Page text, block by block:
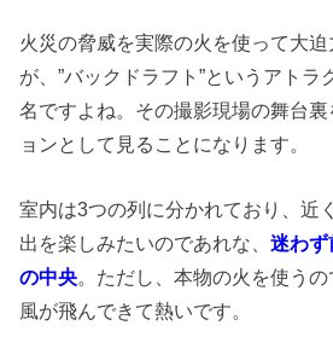
火災の脅威を実際の火を使って大
が、”バックドラフト”というアトラ
名ですよね。その撮影現場の舞台
ョンとして見ることになります。
室内は3つの列に分かれており、近
出を楽しみたいのであれな、迷わず
の中央。ただし、本物の火を使う
風が飛んできて熱いです。